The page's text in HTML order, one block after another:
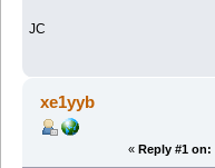
JC
xe1yyb
« Reply #1 on: